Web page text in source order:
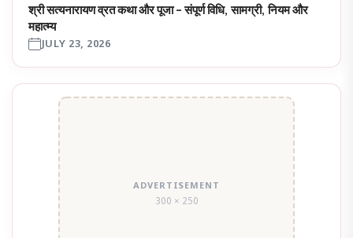
श्री सत्यनारायण व्रत कथा और पूजा – संपूर्ण विधि, सामग्री, नियम और
महात्म्य
JULY 23, 2026
ADVERTISEMENT
300 × 250